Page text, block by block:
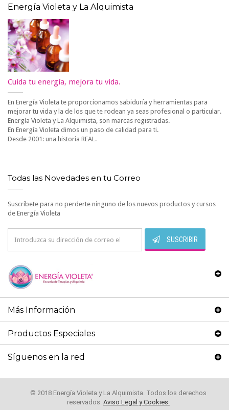
Energía Violeta y La Alquimista
Cuida tu energía, mejora tu vida.
En Energía Violeta te proporcionamos sabiduría y herramientas para
mejorar tu vida y la de los que te rodean ya seas profesional o particular.
Energía Violeta y La Alquimista, son marcas registradas.
En Energía Violeta dimos un paso de calidad para ti.
Desde 2001: una historia REAL.
Todas las Novedades en tu Correo
Suscríbete para no perderte ninguno de los nuevos productos y cursos
de Energía Violeta
SUSCRIBIR
Más Información
Productos Especiales
Síguenos en la red
© 2018 Energía Violeta y La Alquimista. Todos los derechos
reservados. Aviso Legal y Cookies.